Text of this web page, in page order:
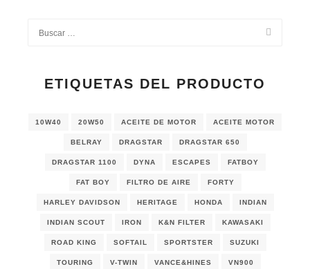
ETIQUETAS DEL PRODUCTO
10W40 20W50 ACEITE DE MOTOR ACEITE MOTOR
BELRAY DRAGSTAR DRAGSTAR 650
DRAGSTAR 1100 DYNA ESCAPES FATBOY
FAT BOY FILTRO DE AIRE FORTY
HARLEY DAVIDSON HERITAGE HONDA INDIAN
INDIAN SCOUT IRON K&N FILTER KAWASAKI
ROAD KING SOFTAIL SPORTSTER SUZUKI
TOURING V-TWIN VANCE&HINES VN900